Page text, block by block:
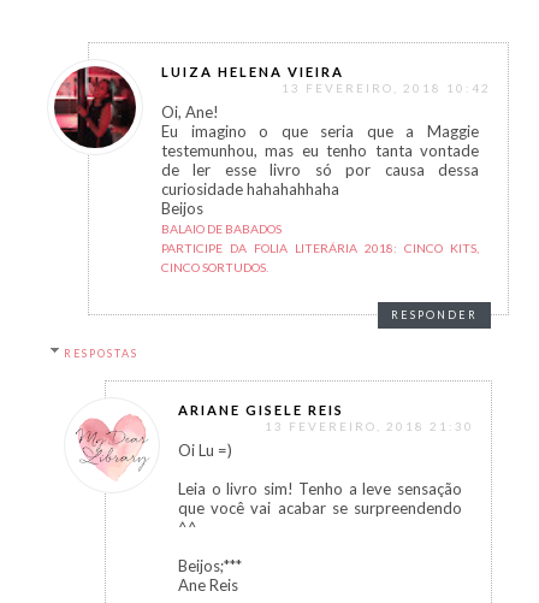
LUIZA HELENA VIEIRA
13 FEVEREIRO, 2018 10:42
Oi, Ane!
Eu imagino o que seria que a Maggie
testemunhou, mas eu tenho tanta vontade
de ler esse livro só por causa dessa
curiosidade hahahahhaha
Beijos
BALAIO DE BABADOS
PARTICIPE DA FOLIA LITERÁRIA 2018: CINCO KITS,
CINCO SORTUDOS.
RESPONDER
RESPOSTAS
ARIANE GISELE REIS
13 FEVEREIRO, 2018 21:30
Oi Lu =)
Leia o livro sim! Tenho a leve sensação
que você vai acabar se surpreendendo
^^
Beijos;***
Ane Reis